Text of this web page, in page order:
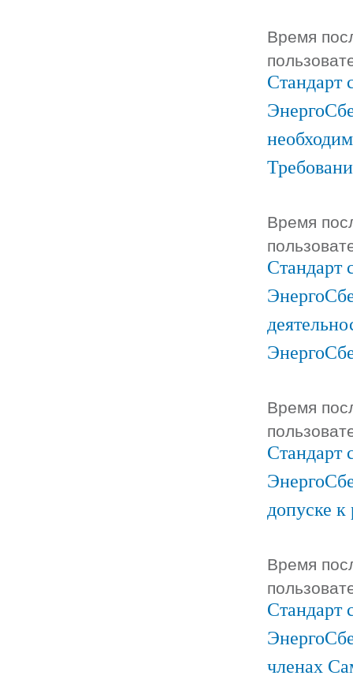
Время
Стандарт
Время
Стандарт
Время
Стандарт
допуске
Время
Стандарт
членах